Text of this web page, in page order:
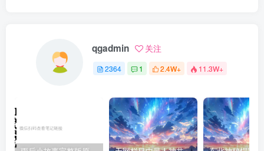
qgadmin 关注
2364 1 2.4W+ 11.3W+